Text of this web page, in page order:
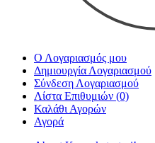
Ο Λογαριασμός μου
Δημιουργία Λογαριασμού
Σύνδεση Λογαριασμού
Λίστα Επιθυμιών (0)
Καλάθι Αγορών
Αγορά